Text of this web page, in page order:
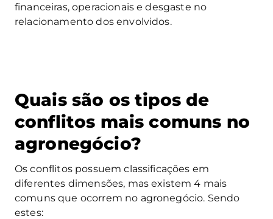
financeiras, operacionais e desgaste no
relacionamento dos envolvidos.
Quais são os tipos de
conflitos mais comuns no
agronegócio?
Os conflitos possuem classificações em
diferentes dimensões, mas existem 4 mais
comuns que ocorrem no agronegócio. Sendo
estes: